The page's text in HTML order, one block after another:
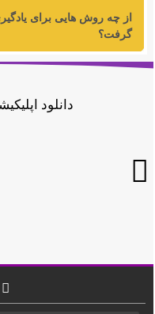
از چه روش هایی برای
گرفت؟
دانلود